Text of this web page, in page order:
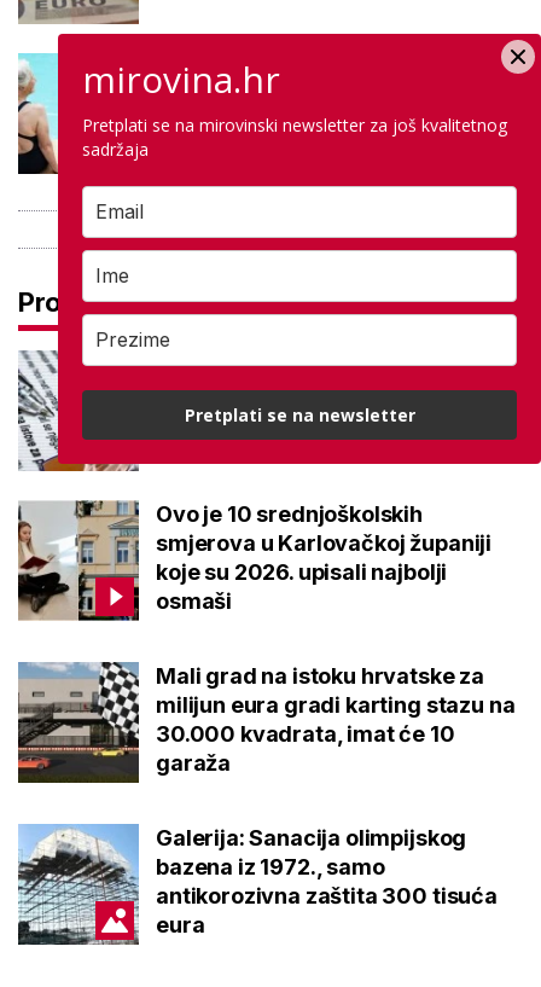
Kupanje u ovom gradu i sutra
besplatno: Građani se mogu
ohladiti tijekom toplinskog vala
Pročitaj još
Ove lektire maturanti se najviše
boje, a samo je jednom bila tema
eseja i to na jesenskom roku
Ovo je 10 srednjoškolskih
smjerova u Karlovačkoj županiji
koje su 2026. upisali najbolji
osmaši
Mali grad na istoku hrvatske za
milijun eura gradi karting stazu na
30.000 kvadrata, imat će 10
garaža
Galerija: Sanacija olimpijskog
bazena iz 1972., samo
antikorozivna zaštita 300 tisuća
eura
mirovina.hr
Pretplati se na mirovinski newsletter za još kvalitetnog
sadržaja
Pretplati se na newsletter